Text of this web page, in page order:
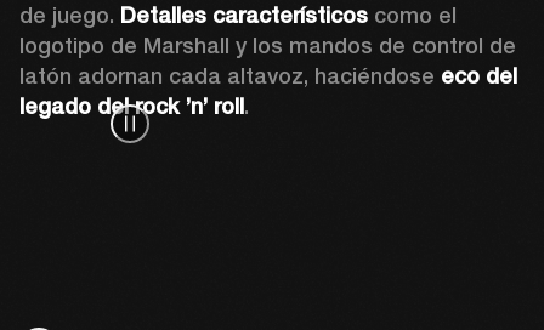
de juego. Detalles característicos como el
logotipo de Marshall y los mandos de control de
latón adornan cada altavoz, haciéndose eco del
legado del rock ’n’ roll.